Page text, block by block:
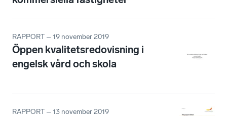
RAPPORT – 19 november 2019
Öppen kvalitetsredovisning i
engelsk vård och skola
RAPPORT – 13 november 2019